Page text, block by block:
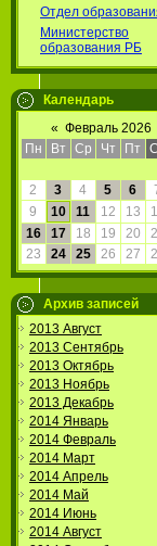
Отдел
Министерство
образования РБ
Календарь
« Февраль 2026
Пн
Вт Ср Чт Пт
2
3 4 5 6
9
10 11 12 13
16
17 18 19 20
23
24 25 26 27
Архив записей
2013 Август
2013 Сентябрь
2013 Октябрь
2013 Ноябрь
2013 Декабрь
2014 Январь
2014 Февраль
2014 Март
2014 Апрель
2014 Май
2014 Июнь
2014 Август